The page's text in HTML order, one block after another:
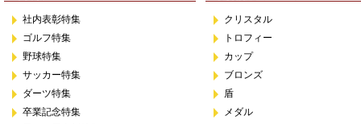
社内表彰特集
ゴルフ特集
野球特集
サッカー特集
ダーツ特集
卒業記念特集
クリスタル
トロフィー
カップ
ブロンズ
盾
メダル